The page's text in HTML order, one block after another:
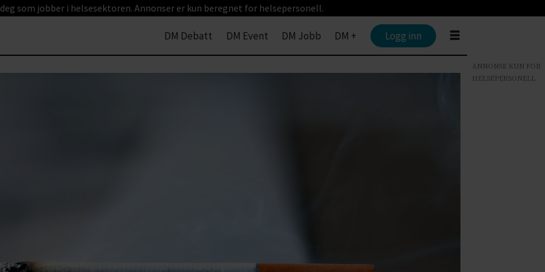
som jobber i helsesektoren. Annonser er kun beregnet for helsepersonell.
DM Debatt DM Event DM Jobb DM + Logg inn
ANNONSE KUN FOR
HELSEPERSONELL